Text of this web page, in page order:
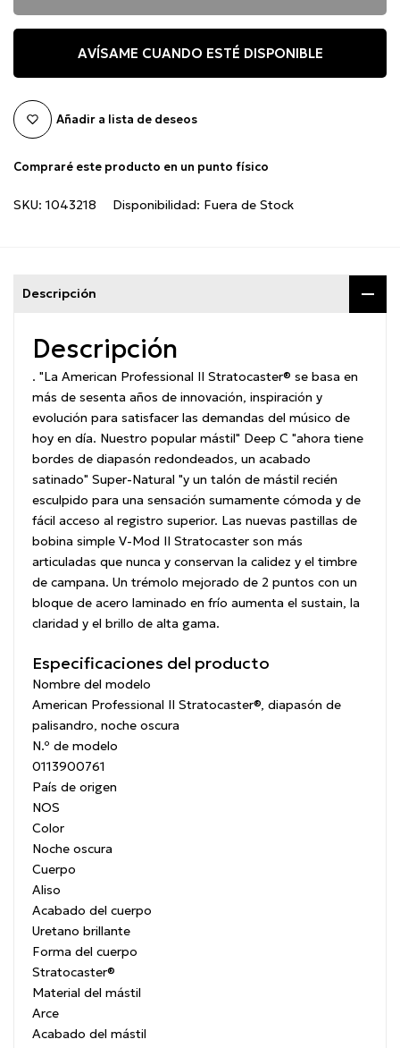
AVÍSAME CUANDO ESTÉ DISPONIBLE
Añadir a lista de deseos
Compraré este producto en un punto físico
SKU: 1043218 Disponibilidad: Fuera de Stock
Descripción
Descripción
. "La American Professional II Stratocaster® se basa en
más de sesenta años de innovación, inspiración y
evolución para satisfacer las demandas del músico de
hoy en día. Nuestro popular mástil" Deep C "ahora tiene
bordes de diapasón redondeados, un acabado
satinado" Super-Natural "y un talón de mástil recién
esculpido para una sensación sumamente cómoda y de
fácil acceso al registro superior. Las nuevas pastillas de
bobina simple V-Mod II Stratocaster son más
articuladas que nunca y conservan la calidez y el timbre
de campana. Un trémolo mejorado de 2 puntos con un
bloque de acero laminado en frío aumenta el sustain, la
claridad y el brillo de alta gama.
Especificaciones del producto
Nombre del modelo
American Professional II Stratocaster®, diapasón de
palisandro, noche oscura
N.º de modelo
0113900761
País de origen
NOS
Color
Noche oscura
Cuerpo
Aliso
Acabado del cuerpo
Uretano brillante
Forma del cuerpo
Stratocaster®
Material del mástil
Arce
Acabado del mástil